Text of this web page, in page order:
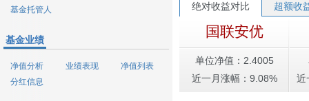
基金托管人
基金业绩
净值分析 业绩表现
净值列表
分红信息
绝对收益对比 超额收
国联安优
单位净值：2.4005
近一月涨幅：9.08%
近